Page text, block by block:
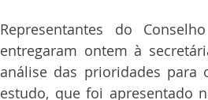
Representantes do
entregaram ontem à
análise das prioridades para
estudo, que foi apresentado